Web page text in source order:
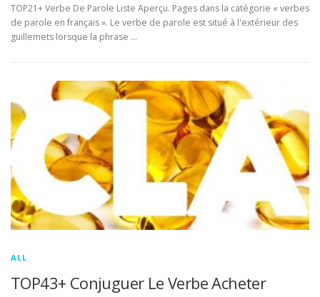
TOP21+ Verbe De Parole Liste Aperçu. Pages dans la catégorie « verbes
de parole en français ». Le verbe de parole est situé à l'extérieur des
guillemets lorsque la phrase …
ALL
TOP43+ Conjuguer Le Verbe Acheter